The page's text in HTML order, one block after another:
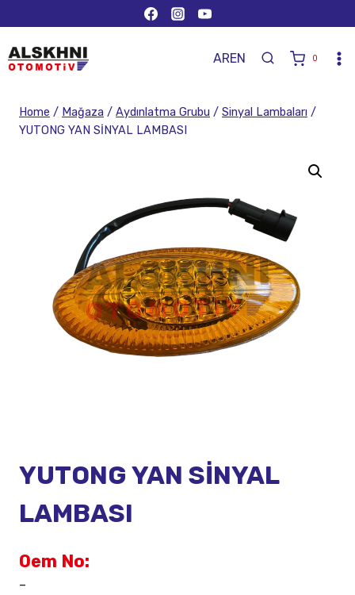
AREN 0
Home / Mağaza / Aydınlatma Grubu / Sinyal Lambaları /
YUTONG YAN SİNYAL LAMBASI
YUTONG YAN SİNYAL
LAMBASI
Oem No:
–